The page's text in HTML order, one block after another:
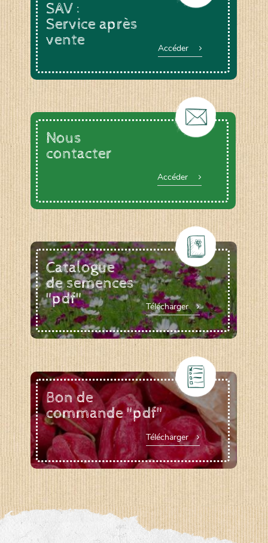
SAV :
Service après
vente
Accéder
Nous
contacter
Accéder
Catalogue
de semences
"pdf"
Télécharger
Bon de
commande "pdf"
Télécharger